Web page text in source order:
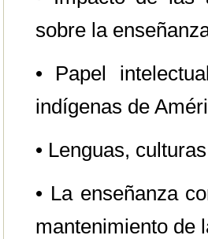
sobre la
• Papel
indígenas de
• Lenguas,
• La enseñanza
mantenimiento de